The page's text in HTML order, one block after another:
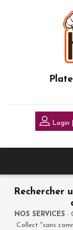
Login
Rechercher
NOS SERVICES :
Collect "sans